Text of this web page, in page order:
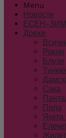
Menu
Новости
ЕСЕН-
Дрехи
Рокли
Блузи
Сака
Пола